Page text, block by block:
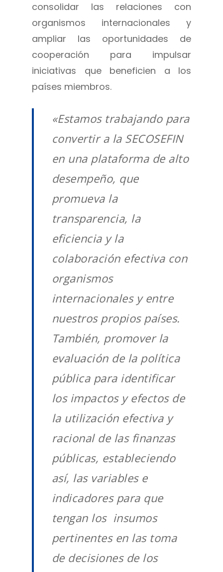
consolidar las relaciones con
organismos internacionales y
ampliar las oportunidades de
cooperación para impulsar
iniciativas que beneficien a los
países miembros.
«Estamos trabajando para
convertir a la SECOSEFIN
en una plataforma de alto
desempeño, que
promueva la
transparencia, la
eficiencia y la
colaboración efectiva con
organismos
internacionales y entre
nuestros propios países.
También, promover la
evaluación de la política
pública para identificar
los impactos y efectos de
la utilización efectiva y
racional de las finanzas
públicas, estableciendo
así, las variables e
indicadores para que
tengan los insumos
pertinentes en las toma
de decisiones de los